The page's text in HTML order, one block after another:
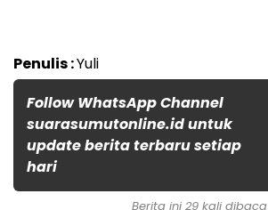
Penulis :Yuli
Follow WhatsApp Channel
suarasumutonline.id untuk
update berita terbaru setiap
hari
Berita ini 29 kali dibaca